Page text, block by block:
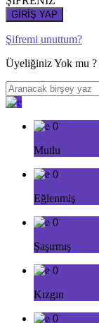
GİRİŞ YAP
Şifremi unuttum?
Üyeliğiniz Yok mu ?
0
Mutlu
0
Eğlenmiş
0
Şaşırmış
0
Kızgın
0